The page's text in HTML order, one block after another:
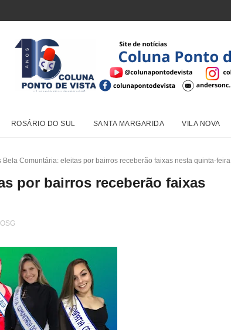
ROSÁRIO DO SUL SANTA MARGARIDA VILA NOVA
Bela Comuntária: eleitas por bairros receberão faixas nesta quinta-feira
por bairros receberão faixas